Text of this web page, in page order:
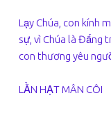
Lạy Chúa, con kính
sự, vì Chúa là Đấng
con thương yêu
LẦN HẠT MÂN CÔI